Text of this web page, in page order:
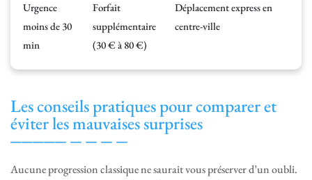
Urgence
moins de 30
min
Forfait
supplémentaire
(30 € à 80 €)
Déplacement express en
centre-ville
Les conseils pratiques pour comparer et
éviter les mauvaises surprises
Aucune progression classique ne saurait vous préserver d’un oubli.